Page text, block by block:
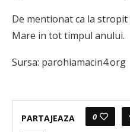
De mentionat ca la
Mare in tot timpul anului.
Sursa: parohiamacin4.org
PARTAJEAZA 0